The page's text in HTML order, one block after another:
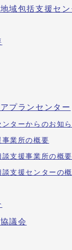
域包括支援セン
プランセンター
ターからのお知
事業所の概要
談支援事業所の概要
談支援センターの
議会